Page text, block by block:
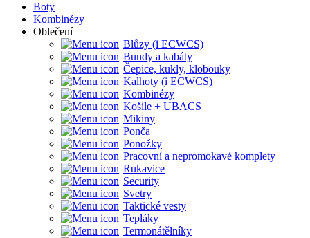
Boty
Kombinézy
Oblečení
Blůzy (i ECWCS)
Bundy a kabáty
Čepice, kukly, klobouky
Kalhoty (i ECWCS)
Kombinézy
Košile + UBACS
Mikiny
Ponča
Ponožky
Pracovní a nepromokavé komplety
Rukavice
Security
Svetry
Taktické vesty
Tepláky
Termonátělníky